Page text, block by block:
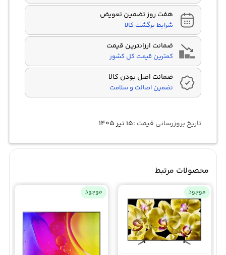
هفت روز تضمین تعویض
شرایط برگشت کالا
ضمانت ارزانترین قیمت
کمترین قیمت کل کشور
ضمانت اصل بودن کالا
تضمین اصالت و سلامت
تاریخ بروزرسانی قیمت :۱۵ تیر ۱۴۰۵
محصولات مرتبط
موجود موجود